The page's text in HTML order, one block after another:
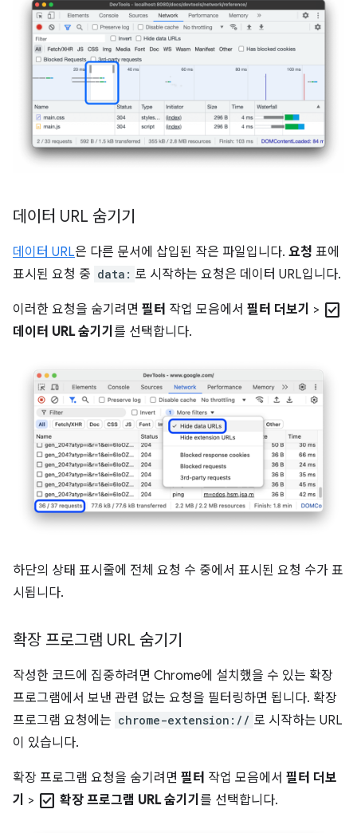
데이터 URL 숨기기
데이터 URL은 다른 문서에 삽입된 작은 파일입니다. 요청 표에
표시된 요청 중 data: 로 시작하는 요청은 데이터 URL입니다.
이러한 요청을 숨기려면 필터 작업 모음에서 필터 더보기 > check_box
데이터 URL 숨기기 를 선택합니다.
하단의 상태 표시줄에 전체 요청 수 중에서 표시된 요청 수가 표
시됩니다.
확장 프로그램 URL 숨기기
작성한 코드에 집중하려면 Chrome에 설치했을 수 있는 확장
프로그램에서 보낸 관련 없는 요청을 필터링하면 됩니다. 확장
프로그램 요청에는 chrome-extension:// 로 시작하는 URL
이 있습니다.
확장 프로그램 요청을 숨기려면 필터 작업 모음에서 필터 더보
기 > check_box 확장 프로그램 URL 숨기기 를 선택합니다.